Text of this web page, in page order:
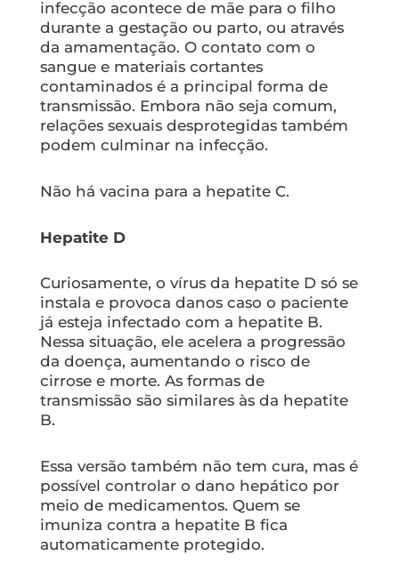
infecção acontece de mãe para o filho
durante a gestação ou parto, ou através
da amamentação. O contato com o
sangue e materiais cortantes
contaminados é a principal forma de
transmissão. Embora não seja comum,
relações sexuais desprotegidas também
podem culminar na infecção.
Não há vacina para a hepatite C.
Hepatite D
Curiosamente, o vírus da hepatite D só se
instala e provoca danos caso o paciente
já esteja infectado com a hepatite B.
Nessa situação, ele acelera a progressão
da doença, aumentando o risco de
cirrose e morte. As formas de
transmissão são similares às da hepatite
B.
Essa versão também não tem cura, mas é
possível controlar o dano hepático por
meio de medicamentos. Quem se
imuniza contra a hepatite B fica
automaticamente protegido.